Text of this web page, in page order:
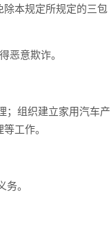
本规定所规定的三包
恶意欺诈。
；组织建立家用汽车产
工作。
。